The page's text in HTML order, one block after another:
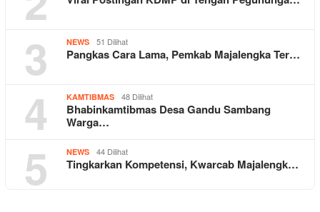
3 NEWS 51 Dilihat
Pangkas Cara Lama, Pemkab Majalengka Ter…
4 KAMTIBMAS 48 Dilihat
Bhabinkamtibmas Desa Gandu Sambang
Warga…
5 NEWS 44 Dilihat
Tingkarkan Kompetensi, Kwarcab Majalengk…